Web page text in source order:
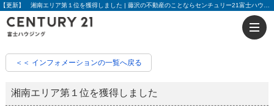
＜＜ インフォメーションの一覧へ戻る
湘南エリア第１位を獲得しました